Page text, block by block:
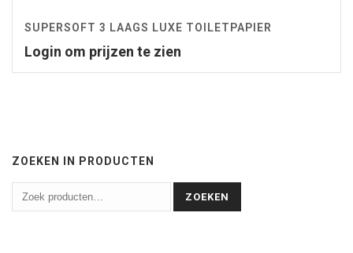
SUPERSOFT 3 LAAGS LUXE TOILETPAPIER
Login om prijzen te zien
ZOEKEN IN PRODUCTEN
ZOEKEN